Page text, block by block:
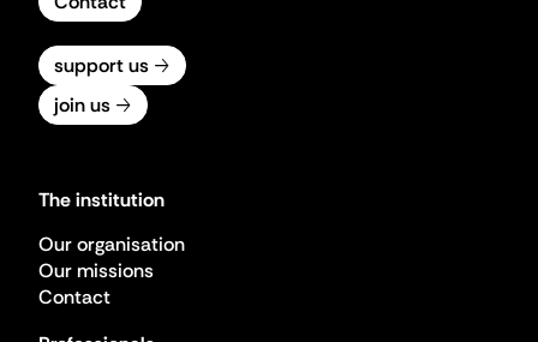
support us
join us
The institution
Our organisation
Our missions
Contact